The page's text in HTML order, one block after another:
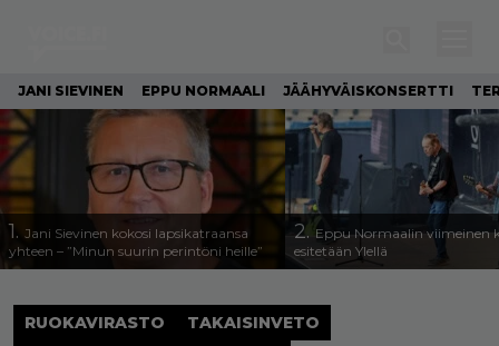
JANI SIEVINEN EPPU NORMAALI JÄÄHYVÄISKONSERTTI
1. Jani Sievinen kokosi lapsikatraansa
yhteen – ”Minun suurin perintöni heille”
2. Eppu Normaalin viimeinen
esitetään Ylellä
RUOKAVIRASTO
TAKAISINVETO